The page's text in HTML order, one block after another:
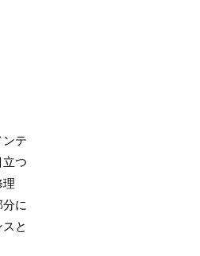
ンテ
立つ
理
分に
と